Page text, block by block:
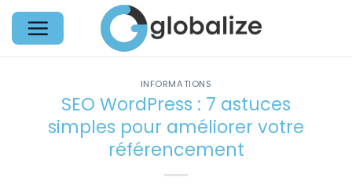
Passer
contenu
INFORMATIONS
SEO WordPress : 7 astuces
simples pour améliorer votre
référencement